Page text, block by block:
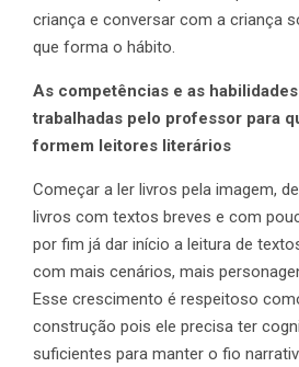
criança e conversar com a criança
que forma o hábito.
As competências e as
trabalhadas pelo professor para
formem leitores literários
Começar a ler livros pela imagem,
livros com textos breves e com
por fim já dar início a leitura de
com mais cenários, mais
Esse crescimento é respeitoso
construção pois ele precisa ter
suficientes para manter o fio